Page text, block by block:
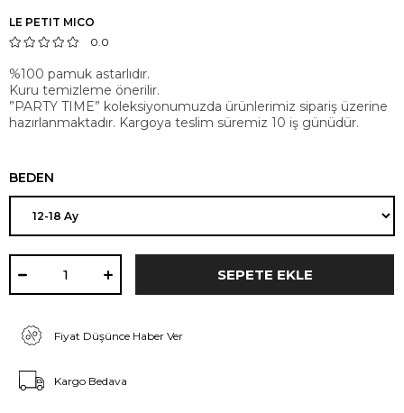
LE PETIT MICO
0.0
%100 pamuk astarlıdır.
Kuru temizleme önerilir.
”PARTY TIME” koleksiyonumuzda ürünlerimiz sipariş üzerine
hazırlanmaktadır. Kargoya teslim süremiz 10 iş günüdür.
BEDEN
Fiyat Düşünce Haber Ver
Kargo Bedava